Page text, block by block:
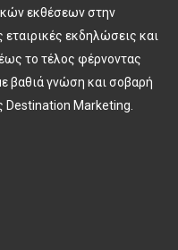
εκθέσεων στην
εκδηλώσεις και
το τέλος φέρνοντας
βαθιά γνώση και σοβαρή
Destination Marketing.